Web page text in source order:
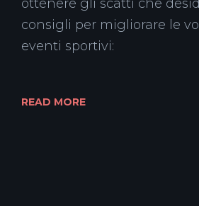
ottenere gli scatti che
consigli per migliorare le
eventi sportivi:
READ MORE